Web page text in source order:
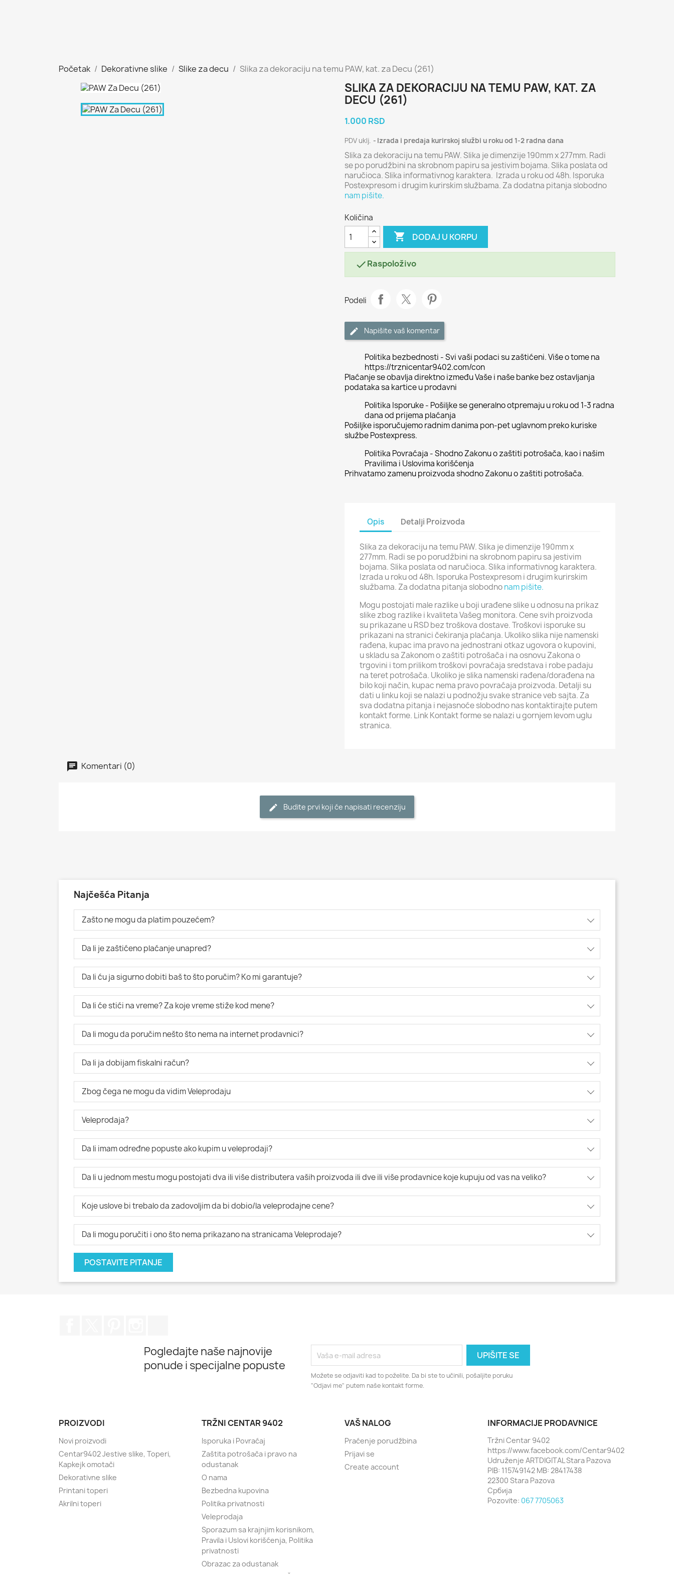
Početak Dekorativne slike Slike za decu Slika za dekoraciju na temu PAW, kat. za Decu (261)
SLIKA ZA DEKORACIJU NA TEMU PAW, KAT. ZA
DECU (261)
1.000 RSD
PDV uklj. Izrada i predaja kurirskoj službi u roku od 1-2 radna dana
Slika za dekoraciju na temu PAW. Slika je dimenzije 190mm x 277mm. Radi
se po porudžbini na skrobnom papiru sa jestivim bojama. Slika poslata od
naručioca. Slika informativnog karaktera. Izrada u roku od 48h. Isporuka
Postexpresom i drugim kurirskim službama. Za dodatna pitanja slobodno
nam pišite.
Količina
 DODAJ U KORPU
Raspoloživo
Podeli
Napišite vaš komentar
Politika bezbednosti - Svi vaši podaci su zaštićeni. Više o tome na
https://trznicentar9402.com/con
Plaćanje se obavlja direktno između Vaše i naše banke bez ostavljanja
podataka sa kartice u prodavni
Politika Isporuke - Pošiljke se generalno otpremaju u roku od 1-3 radna
dana od prijema plaćanja
Pošiljke isporučujemo radnim danima pon-pet uglavnom preko kuriske
službe Postexpress.
Politika Povraćaja - Shodno Zakonu o zaštiti potrošača, kao i našim
Pravilima i Uslovima korišćenja
Prihvatamo zamenu proizvoda shodno Zakonu o zaštiti potrošača.
Opis Detalji Proizvoda
Slika za dekoraciju na temu PAW. Slika je dimenzije 190mm x
277mm. Radi se po porudžbini na skrobnom papiru sa jestivim
bojama. Slika poslata od naručioca. Slika informativnog karaktera.
Izrada u roku od 48h. Isporuka Postexpresom i drugim kurirskim
službama. Za dodatna pitanja slobodnonam pišite.
Mogu postojati male razlike u boji urađene slike u odnosu na prikaz
slike zbog razlike i kvaliteta Vašeg monitora. Cene svih proizvoda
su prikazane u RSD bez troškova dostave. Troškovi isporuke su
prikazani na stranici čekiranja plaćanja. Ukoliko slika nije namenski
rađena, kupac ima pravo na jednostrani otkaz ugovora o kupovini,
u skladu sa Zakonom o zaštiti potrošača i na osnovu Zakona o
trgovini i tom prilikom troškovi povraćaja sredstava i robe padaju
na teret potrošača. Ukoliko je slika namenski rađena/dorađena na
bilo koji način, kupac nema pravo povraćaja proizvoda. Detalji su
dati u linku koji se nalazi u podnožju svake stranice veb sajta. Za
sva dodatna pitanja i nejasnoće slobodno nas kontaktirajte putem
kontakt forme. Link Kontakt forme se nalazi u gornjem levom uglu
stranica.
Komentari (0)
Budite prvi koji će napisati recenziju
Najčešća Pitanja
Zašto ne mogu da platim pouzećem?
Da li je zaštićeno plaćanje unapred?
Da li ću ja sigurno dobiti baš to što poručim? Ko mi garantuje?
Da li će stići na vreme? Za koje vreme stiže kod mene?
Da li mogu da poručim nešto što nema na internet prodavnici?
Da li ja dobijam fiskalni račun?
Zbog čega ne mogu da vidim Veleprodaju
Veleprodaja?
Da li imam određne popuste ako kupim u veleprodaji?
Da li u jednom mestu mogu postojati dva ili više distributera vaših proizvoda ili dve ili više prodavnice koje kupuju od vas na veliko?
Koje uslove bi trebalo da zadovoljim da bi dobio/la veleprodajne cene?
Da li mogu poručiti i ono što nema prikazano na stranicama Veleprodaje?
POSTAVITE PITANJE
Pogledajte naše najnovije
ponude i specijalne popuste
Možete se odjaviti kad to poželite. Da bi ste to učinili, pošaljite poruku
"Odjavi me" putem naše kontakt forme.
PROIZVODI
Novi proizvodi
Centar9402 Jestive slike, Toperi,
Kapkejk omotači
Dekorativne slike
Printani toperi
Akrilni toperi
TRŽNI CENTAR 9402
Isporuka i Povraćaj
Zaštita potrošača i pravo na
odustanak
O nama
Bezbedna kupovina
Politika privatnosti
Veleprodaja
Sporazum sa krajnjim korisnikom,
Pravila i Uslovi korišćenja, Politika
privatnosti
Obrazac za odustanak
VAŠ NALOG
Praćenje porudžbina
Prijavi se
Create account
INFORMACIJE PRODAVNICE
Tržni Centar 9402
https://www.facebook.com/Centar9402
Udruženje ARTDIGITAL Stara Pazova
PIB: 115749142 MB: 28417438
22300 Stara Pazova
Србија
Pozovite: 067 7705063